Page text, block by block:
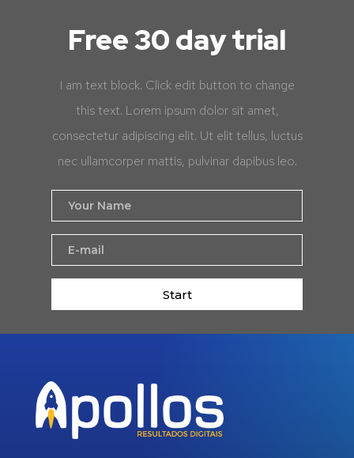
Free 30 day trial
I am text block. Click edit button to change
this text. Lorem ipsum dolor sit amet,
consectetur adipiscing elit. Ut elit tellus, luctus
nec ullamcorper mattis, pulvinar dapibus leo.
Start